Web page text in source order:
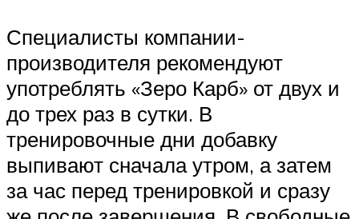
Специалисты компании-
производителя рекомендуют
употреблять «Зеро Карб» от двух и
до трех раз в сутки. В
тренировочные дни добавку
выпивают сначала утром, а затем
за час перед тренировкой и сразу